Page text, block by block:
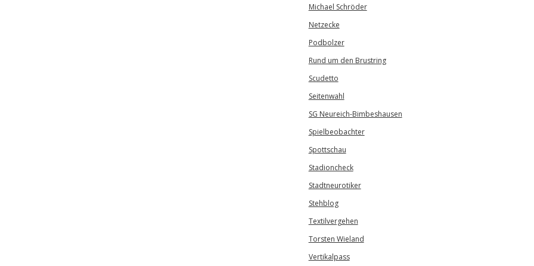
Michael Schröder
Netzecke
Podbolzer
Rund um den Brustring
Scudetto
Seitenwahl
SG Neureich-Bimbeshausen
Spielbeobachter
Spottschau
Stadioncheck
Stadtneurotiker
Stehblog
Textilvergehen
Torsten Wieland
Vertikalpass